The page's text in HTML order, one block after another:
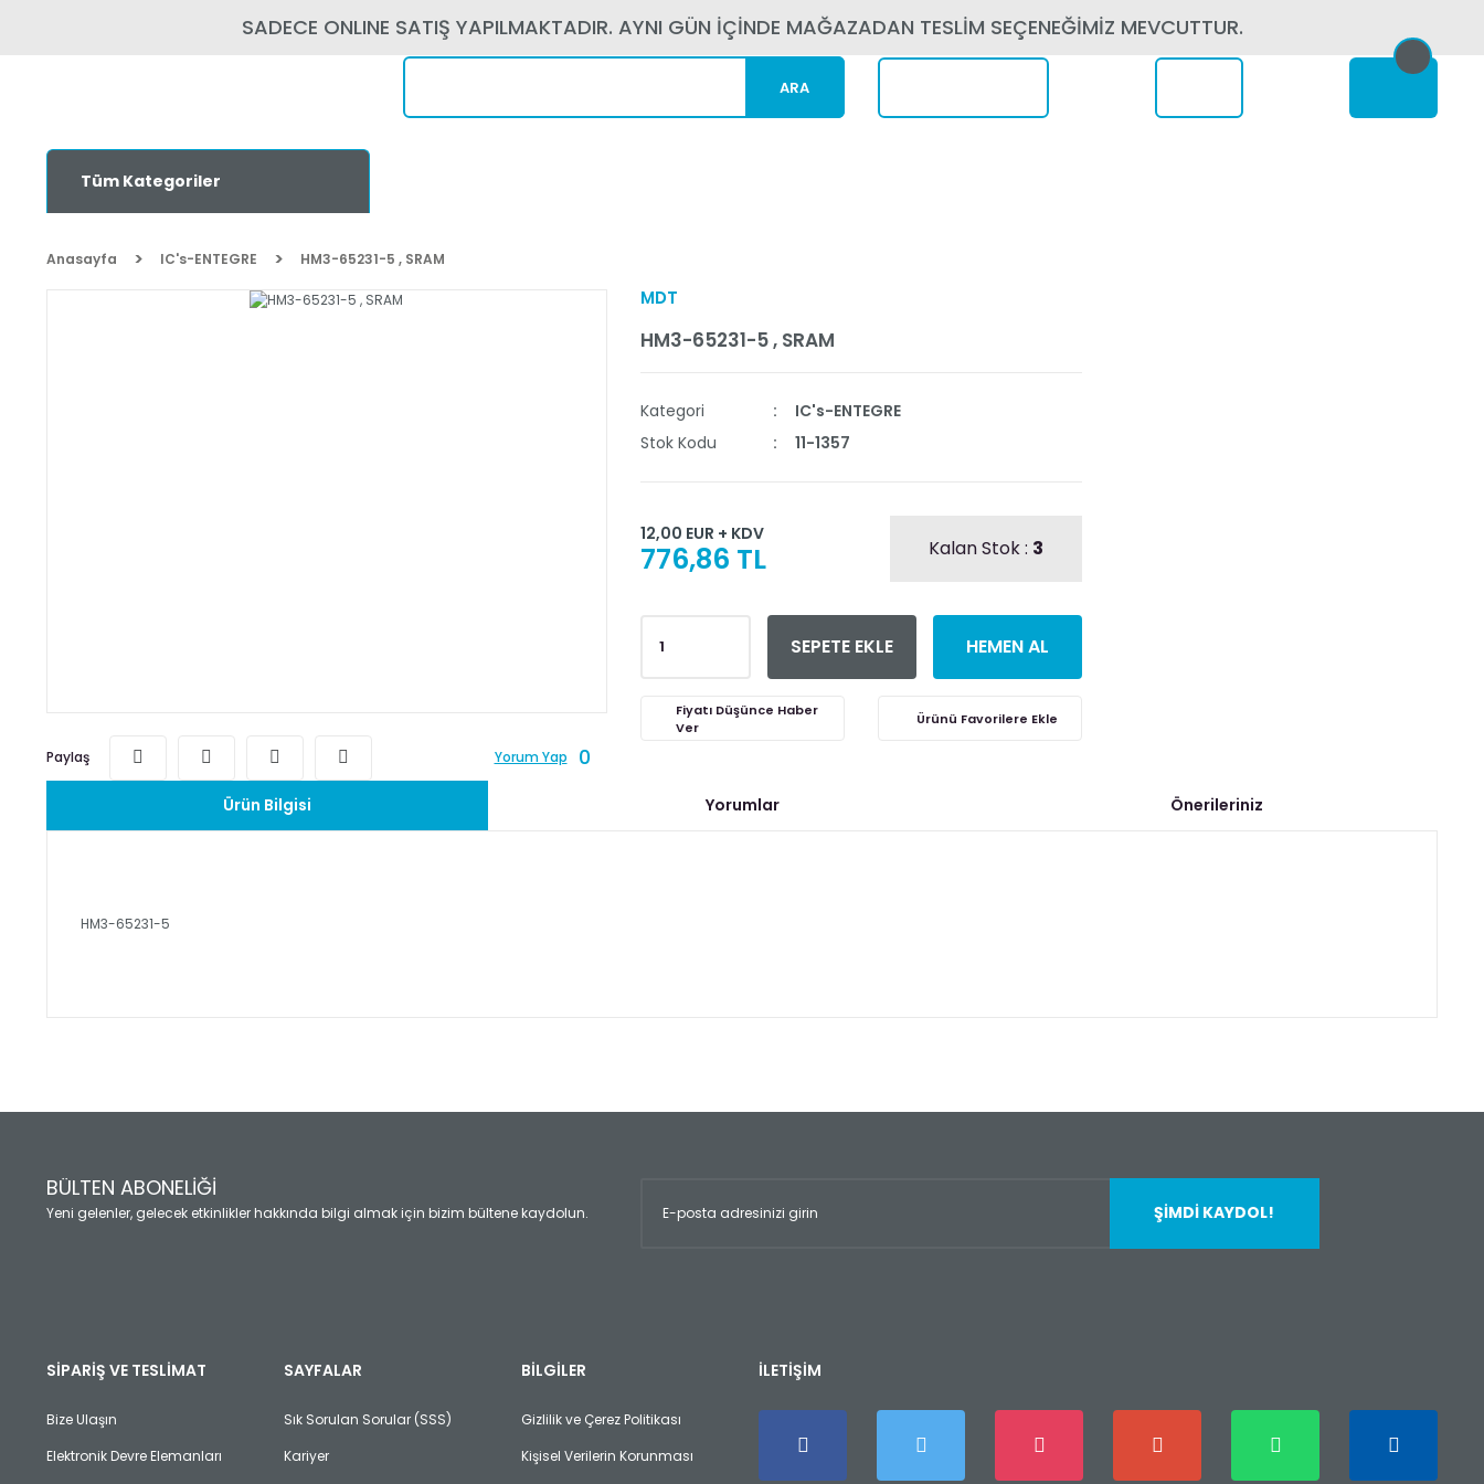
SADECE ONLINE SATIŞ YAPILMAKTADIR. AYNI GÜN İÇİNDE MAĞAZADAN TESLİM SEÇENEĞİMİZ MEVCUTTUR.
ARA
Tüm Kategoriler
Anasayfa IC's-ENTEGRE HM3-65231-5 , SRAM
Paylaş Yorum Yap 0
MDT
HM3-65231-5 , SRAM
Kategori
IC's-ENTEGRE
Stok Kodu
11-1357
12,00 EUR + KDV
776,86 TL Kalan Stok : 3
SEPETE EKLE HEMEN AL
Fiyatı Düşünce Haber
Ver
Ürün Bilgisi Yorumlar Önerileriniz
HM3-65231-5
Yorum Yaz
Ürün açıklamasında eksik bilgiler bulunuyor.
Ürün fiyatı diğer sitelerden daha pahalı.
Bu ürüne benzer farklı alternatifler olmalı.
BÜLTEN ABONELİĞİ
Yeni gelenler, gelecek etkinlikler hakkında bilgi almak için bizim bültene kaydolun. ŞİMDİ KAYDOL!
SİPARİŞ VE TESLİMAT
Bize Ulaşın
Elektronik Devre Elemanları
SAYFALAR
Sık Sorulan Sorular (SSS)
Kariyer
BİLGİLER
Gizlilik ve Çerez Politikası
Kişisel Verilerin Korunması
İLETİŞİM